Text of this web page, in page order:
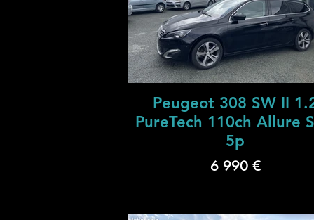
Peugeot 308 SW II
PureTech 110ch Allure
5p
6 990 €